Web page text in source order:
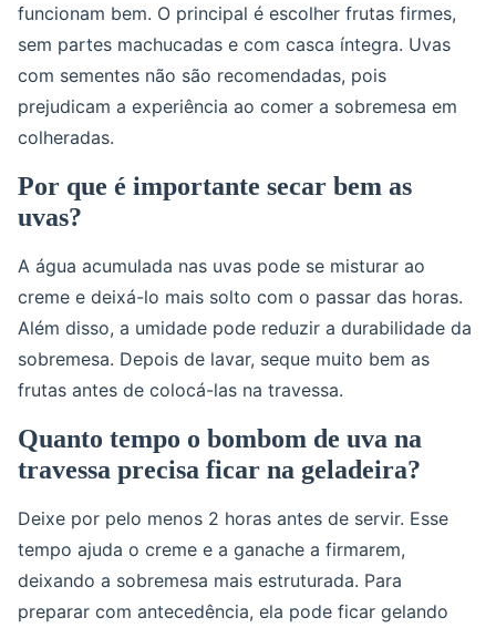
funcionam bem. O principal é escolher frutas firmes,
sem partes machucadas e com casca íntegra. Uvas
com sementes não são recomendadas, pois
prejudicam a experiência ao comer a sobremesa em
colheradas.
Por que é importante secar bem as
uvas?
A água acumulada nas uvas pode se misturar ao
creme e deixá-lo mais solto com o passar das horas.
Além disso, a umidade pode reduzir a durabilidade da
sobremesa. Depois de lavar, seque muito bem as
frutas antes de colocá-las na travessa.
Quanto tempo o bombom de uva na
travessa precisa ficar na geladeira?
Deixe por pelo menos 2 horas antes de servir. Esse
tempo ajuda o creme e a ganache a firmarem,
deixando a sobremesa mais estruturada. Para
preparar com antecedência, ela pode ficar gelando